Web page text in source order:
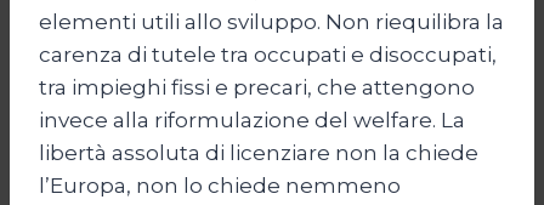
elementi utili allo sviluppo. Non riequilibra la
carenza di tutele tra occupati e disoccupati,
tra impieghi fissi e precari, che attengono
invece alla riformulazione del welfare. La
libertà assoluta di licenziare non la chiede
l’Europa, non lo chiede nemmeno